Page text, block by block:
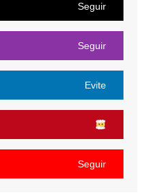
Seguir
Seguir
Evite
Seguir